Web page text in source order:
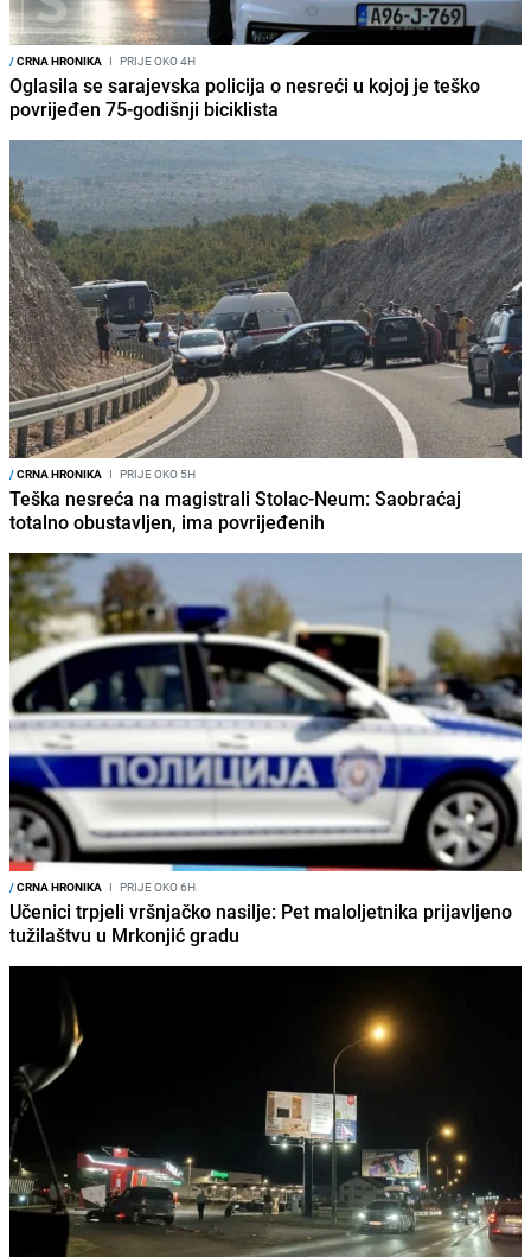
/CRNA HRONIKA I PRIJE OKO 4H
Oglasila se sarajevska policija o nesreći u kojoj je teško
povrijeđen 75-godišnji biciklista
/CRNA HRONIKA I PRIJE OKO 5H
Teška nesreća na magistrali Stolac-Neum: Saobraćaj
totalno obustavljen, ima povrijeđenih
/CRNA HRONIKA I PRIJE OKO 6H
Učenici trpjeli vršnjačko nasilje: Pet maloljetnika prijavljeno
tužilaštvu u Mrkonjić gradu